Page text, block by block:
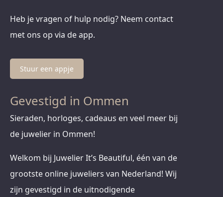
Heb je vragen of hulp nodig? Neem contact
met ons op via de app.
Stuur een appje
Gevestigd in Ommen
Sieraden, horloges, cadeaus en veel meer bij
de juwelier in Ommen!
Welkom bij Juwelier It’s Beautiful, één van de
grootste online juweliers van Nederland! Wij
zijn gevestigd in de uitnodigende